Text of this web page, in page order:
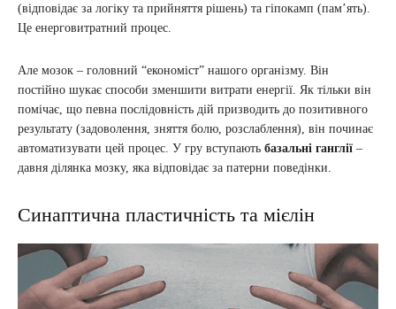
(відповідає за логіку та прийняття рішень) та гіпокамп (пам’ять).
Це енерговитратний процес.
Але мозок – головний “економіст” нашого організму. Він
постійно шукає способи зменшити витрати енергії. Як тільки він
помічає, що певна послідовність дій призводить до позитивного
результату (задоволення, зняття болю, розслаблення), він починає
автоматизувати цей процес. У гру вступають базальні ганглії –
давня ділянка мозку, яка відповідає за патерни поведінки.
Синаптична пластичність та мієлін